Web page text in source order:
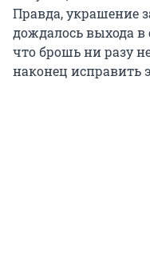
Правда, украшение
дождалось выхода в
что брошь ни разу
наконец исправить